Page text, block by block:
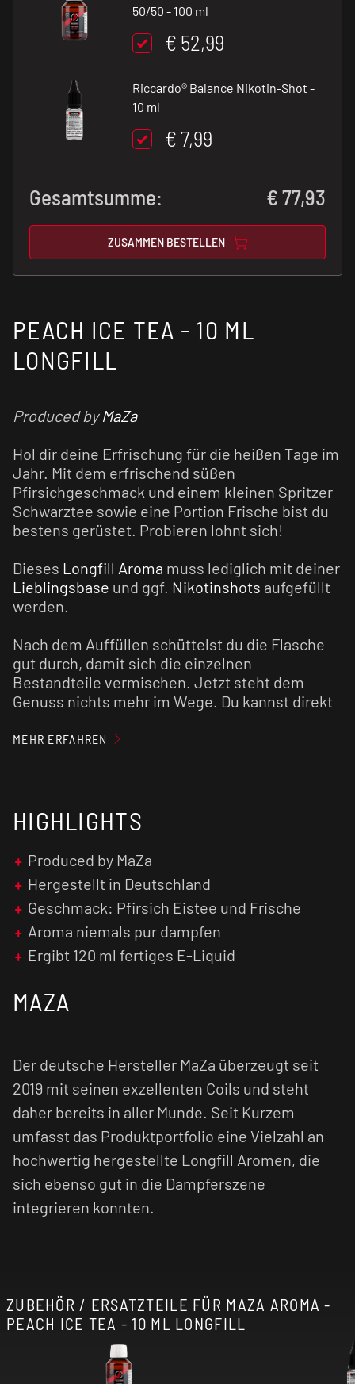
50/50 - 100 ml
€ 52,99
Riccardo® Balance Nikotin-Shot -
10 ml
€ 7,99
Gesamtsumme: €77,93
ZUSAMMEN BESTELLEN
PEACH ICE TEA - 10 ML
LONGFILL
Produced byMaZa
Hol dir deine Erfrischung für die heißen Tage im
Jahr. Mit dem erfrischend süßen
Pfirsichgeschmack und einem kleinen Spritzer
Schwarztee sowie eine Portion Frische bist du
bestens gerüstet. Probieren lohnt sich!
Dieses Longfill Aroma muss lediglich mit deiner
Lieblingsbase und ggf. Nikotinshots aufgefüllt
werden.
Nach dem Auffüllen schüttelst du die Flasche
gut durch, damit sich die einzelnen
Bestandteile vermischen. Jetzt steht dem
Genuss nichts mehr im Wege. Du kannst direkt
Achtung:Aroma niemals pur dampfen!
MEHR ERFAHREN
HIGHLIGHTS
Produced by MaZa
Hergestellt in Deutschland
Geschmack: Pfirsich Eistee und Frische
Aroma niemals pur dampfen
Ergibt 120 ml fertiges E-Liquid
MAZA
Der deutsche Hersteller MaZa überzeugt seit
2019 mit seinen exzellenten Coils und steht
daher bereits in aller Munde. Seit Kurzem
umfasst das Produktportfolio eine Vielzahl an
hochwertig hergestellte Longfill Aromen, die
sich ebenso gut in die Dampferszene
integrieren konnten.
ZUBEHÖR / ERSATZTEILE FÜR MAZA AROMA -
PEACH ICE TEA - 10 ML LONGFILL